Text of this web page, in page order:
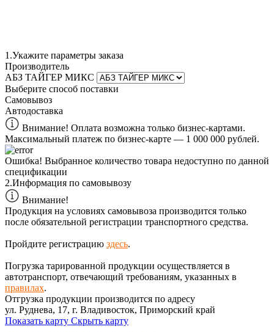
1.Укажите параметры заказа
Производитель
АБЗ ТАЙГЕР МИКС
Выберите способ поставки
Самовывоз
Автодоставка
Внимание! Оплата возможна только бизнес-картами.
Максимальный платеж по бизнес-карте — 1 000 000 рублей.
Ошибка! Выбранное количество товара недоступно по данной
спецификации
2.Информация по самовывозу
Внимание!
Продукция на условиях самовывоза производится только
после обязательной регистрации транспортного средства.
Пройдите регистрацию здесь.
Погрузка тарированной продукции осуществляется в
автотранспорт, отвечающий требованиям, указанных в
правилах.
Отгрузка продукции производится по адресу
ул. Руднева, 17, г. Владивосток, Приморский край
Показать карту Скрыть карту